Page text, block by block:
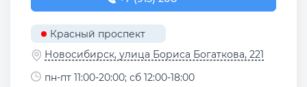
Красный проспект
Новосибирск, улица Бориса Богаткова, 221
пн-пт 11:00-20:00; сб 12:00-18:00